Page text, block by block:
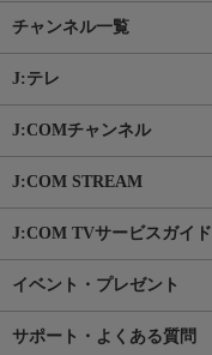
チャンネル一覧
J:テレ
J:COMチャンネル
J:COM STREAM
J:COM TVサービスガイド
イベント・プレゼント
サポート・よくある質問